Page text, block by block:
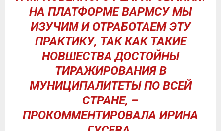
НА ПЛАТФОРМЕ ВАРМСУ МЫ
ИЗУЧИМ И ОТРАБОТАЕМ ЭТУ
ПРАКТИКУ, ТАК КАК ТАКИЕ
НОВШЕСТВА ДОСТОЙНЫ
ТИРАЖИРОВАНИЯ В
МУНИЦИПАЛИТЕТЫ ПО ВСЕЙ
СТРАНЕ, –
ПРОКОММЕНТИРОВАЛА ИРИНА